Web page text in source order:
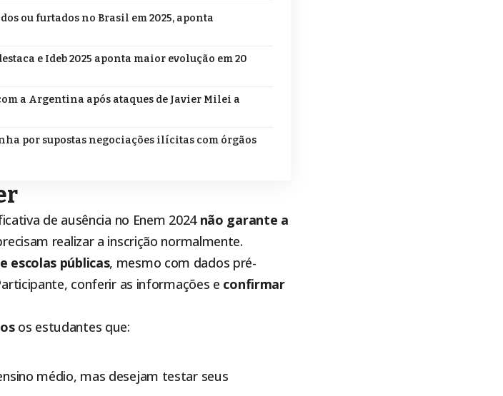
ou furtados no Brasil em 2025, aponta
e Ideb 2025 aponta maior evolução em 20
a Argentina após ataques de Javier Milei a
por supostas negociações ilícitas com órgãos
de ausência no Enem 2024 não garante a
realizar a inscrição normalmente.
escolas públicas, mesmo com dados pré-
conferir as informações e confirmar
os estudantes que:
médio, mas desejam testar seus